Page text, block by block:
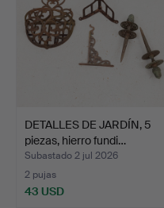
DETALLES DE JARDÍN, 5
piezas, hierro fundi…
Subastado 2 jul 2026
2 pujas
43 USD